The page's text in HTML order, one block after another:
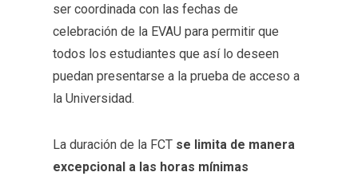
ser coordinada con las fechas de
celebración de la EVAU para permitir que
todos los estudiantes que así lo deseen
puedan presentarse a la prueba de acceso a
la Universidad.
La duración de la FCT se limita de manera
excepcional a las horas mínimas